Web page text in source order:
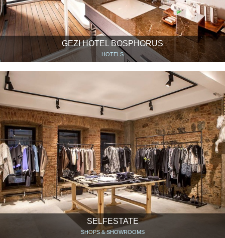
GEZI HOTEL BOSPHORUS
HOTELS
SELFESTATE
SHOPS & SHOWROOMS